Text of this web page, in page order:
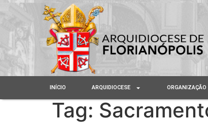
INÍCIO ARQUIDIOCESE ORGANIZAÇÃO
Tag: